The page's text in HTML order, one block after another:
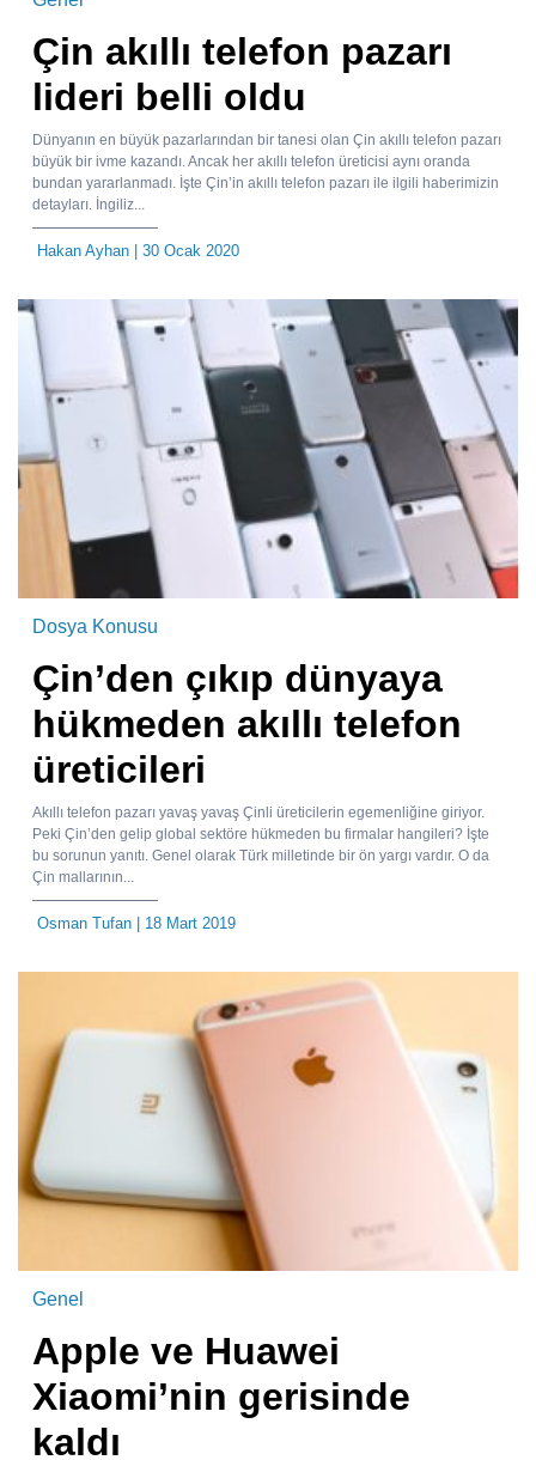
Çin akıllı telefon pazarı
lideri belli oldu
Dünyanın en büyük pazarlarından bir tanesi olan Çin akıllı telefon pazarı
büyük bir ivme kazandı. Ancak her akıllı telefon üreticisi aynı oranda
bundan yararlanmadı. İşte Çin’in akıllı telefon pazarı ile ilgili haberimizin
detayları. İngiliz...
Hakan Ayhan | 30 Ocak 2020
Dosya Konusu
Çin’den çıkıp dünyaya
hükmeden akıllı telefon
üreticileri
Akıllı telefon pazarı yavaş yavaş Çinli üreticilerin egemenliğine giriyor.
Peki Çin’den gelip global sektöre hükmeden bu firmalar hangileri? İşte
bu sorunun yanıtı. Genel olarak Türk milletinde bir ön yargı vardır. O da
Çin mallarının...
Osman Tufan | 18 Mart 2019
Genel
Apple ve Huawei
Xiaomi’nin gerisinde
kaldı